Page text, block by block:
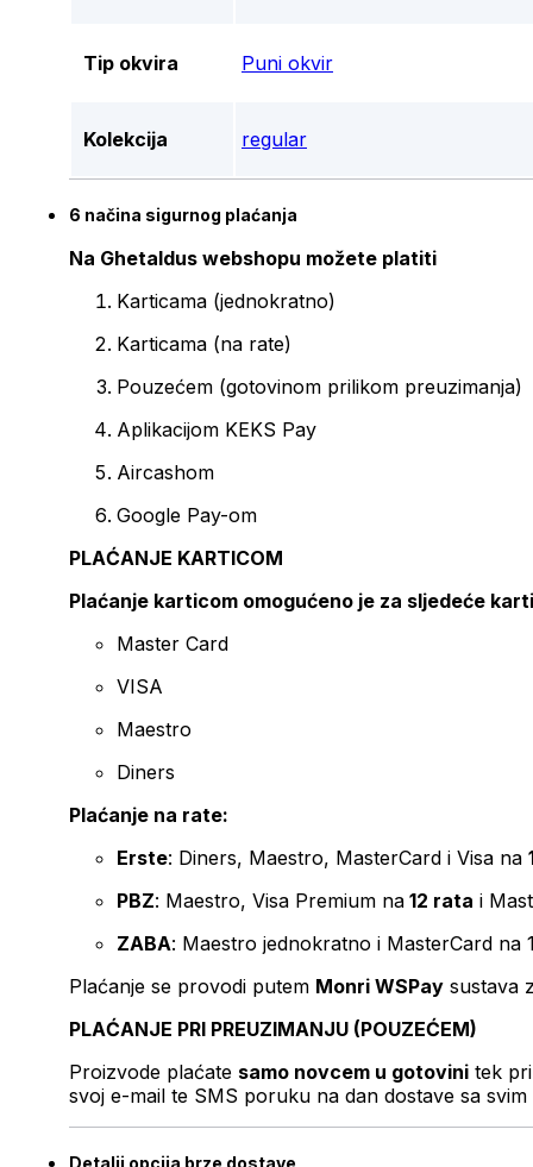
Tip okvira Puni okvir
Kolekcija regular
6 načina sigurnog plaćanja
Na Ghetaldus webshopu možete platiti
Karticama (jednokratno)
Karticama (na rate)
Pouzećem (gotovinom prilikom preuzimanja)
Aplikacijom KEKS Pay
Aircashom
Google Pay-om
PLAĆANJE KARTICOM
Plaćanje karticom omogućeno je za sljedeće
Master Card
VISA
Maestro
Diners
Plaćanje na rate:
Erste: Diners, Maestro, MasterCard i Visa na
PBZ: Maestro, Visa Premium na 12 rata i
ZABA: Maestro jednokratno i MasterCard na
Plaćanje se provodi putem Monri WSPay sustava
PLAĆANJE PRI PREUZIMANJU (POUZEĆEM)
Proizvode plaćate samo novcem u gotovini tek
svoj e-mail te SMS poruku na dan dostave sa svim
Detalji opcija brze dostave